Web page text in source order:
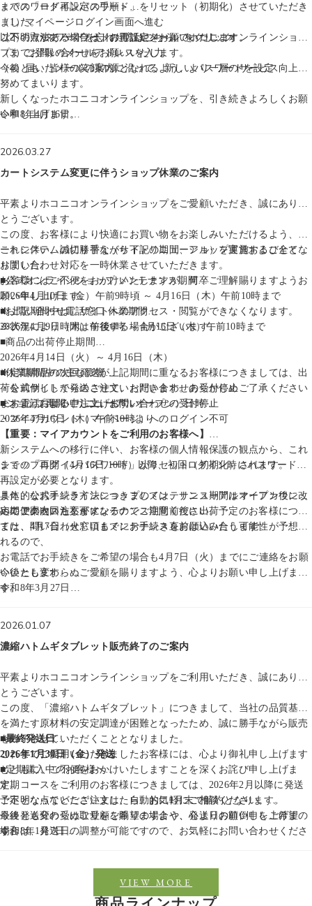
までの「ログインパスワード」をリセット（初期化）させていただき
ました。
以下の方法でパスワードの再設定をお願いいたします。
＜パスワード再設定の手順＞
（1）マイページログイン画面へ進む
（2）「パスワードを忘れた方はこちら」をクリック
（3）ご登録のメールアドレスを入力
（4）届いたメールの案内に沿って、新しいパスワードを設定
ご不明点がある場合は、お電話やメールでホコニコオンラインショッ
プまでお問い合わせをお願いいたします。
今後とも、皆様の笑顔の源となれるよう、より一層のサービス向上に
努めてまいります。
新しくなったホコニコオンラインショップを、引き続きよろしくお願
い申し上げます。
令和8年4月16日
2026.03.27
カートシステム変更に伴うショップ休業のご案内
平素よりホコニコオンラインショップをご愛顧いただき、誠にありが
とうございます。
この度、お客様により快適にお買い物をお楽しみいただけるよう、カ
ートシステムの切り替え（サイトリニューアル）を実施することとな
りました。
これに伴い、誠に勝手ながら下記の期間、ショップ運営および全ての
お問い合わせ対応を一時休業させていただきます。
お客様にはご不便をおかけいたしますが、何卒ご理解賜りますようお
願い申し上げます。
■公式オンラインショップ メンテナンス期間
2026年4月10日（金）午前9時頃 ～ 4月16日（木）午前10時まで
※上記期間中は、サイトへのアクセス・閲覧ができなくなります。
※状況により時間は前後する場合がございます。
■お問い合わせ電話窓口 休業期間
2026年4月9日（木）午後6時 ～ 4月16日（木）午前10時まで
■商品の出荷停止期間
2026年4月14日（火）～ 4月16日（木）
※定期商品の次回発送が上記期間に重なるお客様につきましては、出
荷を前倒しして発送させていただきます。あらかじめご了承ください
ますようお願い申し上げます。
■休業期間中の主な影響
・公式サイトからのご注文、お問い合わせの受付停止
・お電話によるご注文、お問い合わせの受付停止
・マイアカウント（マイページ）へのログイン不可
■ショップ再開（リニューアルオープン）日時
2026年4月16日（木）午前10時より
【重要：マイアカウントをご利用のお客様へ】
新システムへの移行に伴い、お客様の個人情報保護の観点から、これ
までの「ログインパスワード」がリセット（初期化）されます。
ショップ再開（4月16日 10時）以降、初回ログイン時にパスワードの
再設定が必要となります。
具体的なお手続き方法につきましては、リニューアルオープン後に改
めてご案内いたします。
また、公式オンラインショップのメンテナンス期間はマイアカウント
へのアクセスも不可になるのでご注意ください。
定期便の次回注文がメンテナンス期間前後に出荷予定のお客様につい
ては、4月7日（火）頃までにお手続きをお願いいたします。
また、問い合わせ窓口もメンテナンス直前は込み合う可能性が予想さ
れるので、
お電話でお手続きをご希望の場合も4月7日（火）までにご連絡をお願
いいたします。
今後とも変わらぬご愛顧を賜りますよう、心よりお願い申し上げま
す。
令和8年3月27日
2026.01.07
濃縮ハトムギタブレット販売終了のご案内
平素よりホコニコオンラインショップをご利用いただき、誠にありが
とうございます。
この度、「濃縮ハトムギタブレット」につきまして、当社の品質基準
を満たす原材料の安定調達が困難となったため、誠に勝手ながら販売
を終了させていただくこととなりました。
これまでご愛用いただきましたお客様には、心より御礼申し上げます
とともに、ご不便をおかけいたしますことを深くお詫び申し上げま
す。
■最終発送日
2026年1月30日（金）発送
■定期購入中のお客様へ
定期コースをご利用のお客様につきましては、2026年2月以降に発送
予定となっていたご注文は、自動的に1月末で解約となります。
最終発送分の受け取りをご希望の場合や、発送日の前倒しをご希望の
場合は、発送日の調整が可能ですので、お気軽にお問い合わせくださ
ご不明な点などございましたら、お気軽にご相談ください。
今後とも変わらぬご愛顧を賜りますよう、心よりお願い申し上げま
す。
令和8年1月7日
VIEW MORE